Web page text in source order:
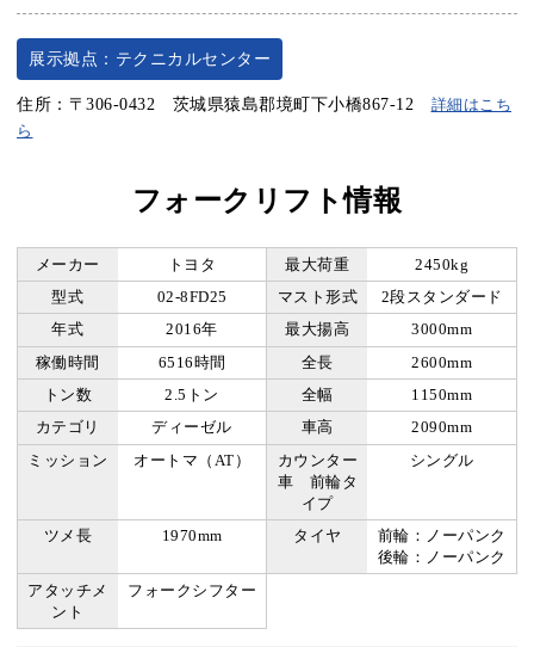
展示拠点：テクニカルセンター
住所：〒306-0432 茨城県猿島郡境町下小橋867-12 詳細はこち
ら
フォークリフト情報
メーカー トヨタ 最大荷重
2450kg
型式
02-8FD25 マスト形式
2段スタンダード
年式
2016年 最大揚高
3000mm
稼働時間
6516時間 全長
2600mm
トン数
2.5トン 全幅
1150mm
カテゴリ
ディーゼル 車高
2090mm
ミッション
オートマ（AT）
カウンター
車 前輪タ
イプ
シングル
ツメ長 1970mm タイヤ
前輪：ノーパンク
後輪：ノーパンク
アタッチメ
ント
フォークシフター